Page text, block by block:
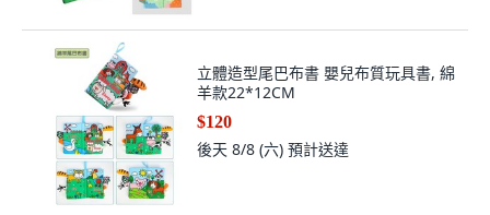
立體造型尾巴布書 嬰兒布質玩具書, 綿
羊款22*12CM
$120
後天 8/8 (六) 預計送達